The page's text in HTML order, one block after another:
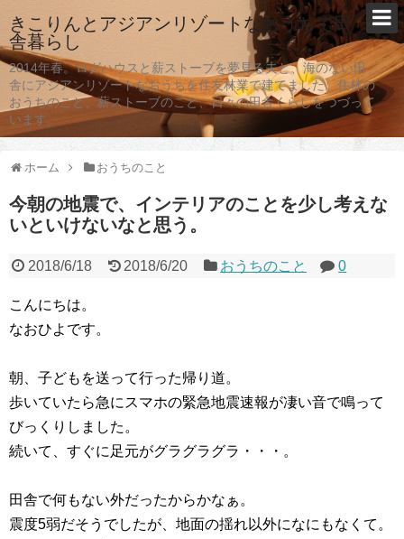
きこりんとアジアンリゾートなおうちで田
舎暮らし
2014年春。ログハウスと薪ストーブを夢見る夫と、海のない田
舎にアジアンリゾートなおうちを住友林業で建てました。住林の
おうちのこと、薪ストーブのこと、日々の田舎くらしをつづって
います。
ホーム おうちのこと
今朝の地震で、インテリアのことを少し考えな
いといけないなと思う。
2018/6/18 2018/6/20 おうちのこと 0
こんにちは。
なおひよです。
朝、子どもを送って行った帰り道。
歩いていたら急にスマホの緊急地震速報が凄い音で鳴って
びっくりしました。
続いて、すぐに足元がグラグラグラ・・・。
田舎で何もない外だったからかなぁ。
震度5弱だそうでしたが、地面の揺れ以外になにもなくて。